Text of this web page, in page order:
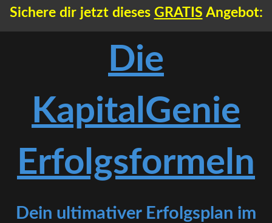
Sichere dir jetzt dieses GRATIS Angebot:
Die
KapitalGenie
Erfolgsformeln
Dein ultimativer Erfolgsplan im